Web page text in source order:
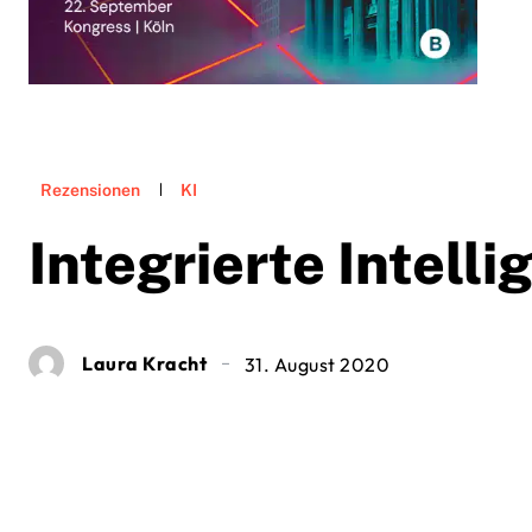
Rezensionen KI
Integrierte
Laura Kracht 31. August 2020